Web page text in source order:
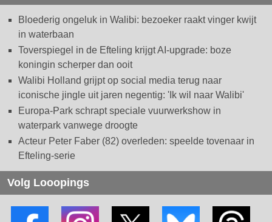
Bloederig ongeluk in Walibi: bezoeker raakt vinger kwijt
in waterbaan
Toverspiegel in de Efteling krijgt AI-upgrade: boze
koningin scherper dan ooit
Walibi Holland grijpt op social media terug naar
iconische jingle uit jaren negentig: 'Ik wil naar Walibi'
Europa-Park schrapt speciale vuurwerkshow in
waterpark vanwege droogte
Acteur Peter Faber (82) overleden: speelde tovenaar in
Efteling-serie
Volg Looopings